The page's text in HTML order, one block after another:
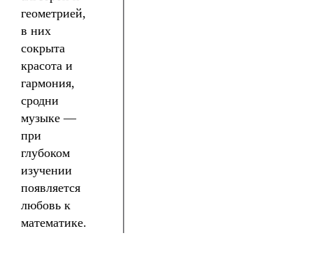
геометрией,
в них
сокрыта
красота и
гармония,
сродни
музыке —
при
глубоком
изучении
появляется
любовь к
математике.